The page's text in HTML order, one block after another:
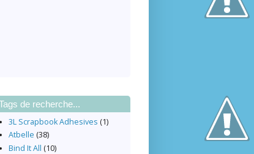
de recherche...
3L Scrapbook Adhesives (1)
Atbelle (38)
Bind It All (10)